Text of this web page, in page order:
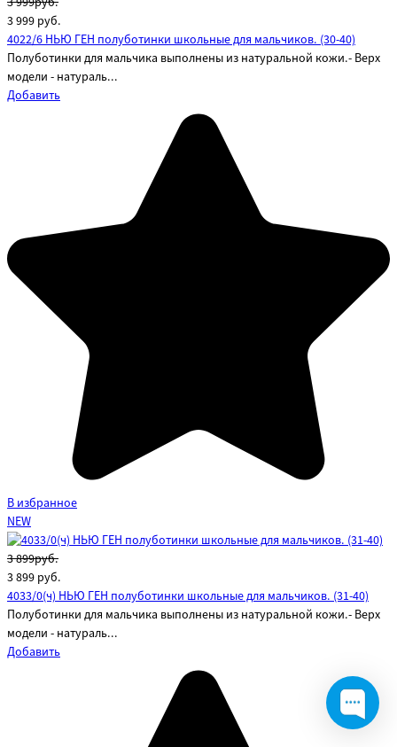
3 999 руб.
4022/6 НЬЮ ГЕН полуботинки школьные для мальчиков. (30-40)
Полуботинки для мальчика выполнены из натуральной кожи.- Верх
модели - натураль...
Добавить
В избранное
NEW
3 899руб.
3 899 руб.
4033/0(ч) НЬЮ ГЕН полуботинки школьные для мальчиков. (31-40)
Полуботинки для мальчика выполнены из натуральной кожи.- Верх
модели - натураль...
Добавить